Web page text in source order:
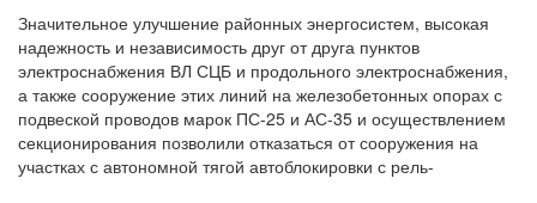
Значительное улучшение районных энергосистем, высокая
надежность и независимость друг от друга пунктов
электроснабжения ВЛ СЦБ и продольного электроснабжения,
а также сооружение этих линий на железобетонных опорах с
подвеской проводов марок ПС-25 и АС-35 и осуществлением
секционирования позволили отказаться от сооружения на
участках с автономной тягой автоблокировки с рель-